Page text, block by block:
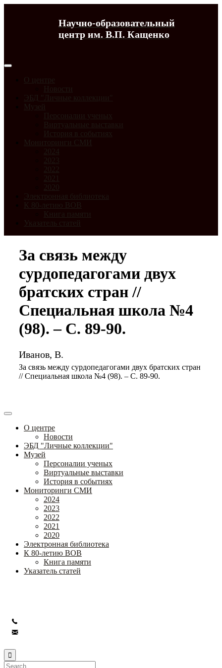
Научно-образовательный
центр им. В.П. Кащенко
О центре
Новости
ЭБД "Личные коллекции"
Музей
Персоналии ученых
Виртуальные выставки
История в событиях
Мониторинги СМИ
2024
2023
2022
2021
2020
Электронная библиотека
К 80-летию ВОВ
Книга памяти
Указатель статей
За связь между
сурдопедагогами двух
братских стран //
Специальная школа №4
(98). – С. 89-90.
Иванов, В.
За связь между сурдопедагогами двух братских стран
// Специальная школа №4 (98). – С. 89-90.
О центре
Новости
ЭБД "Личные коллекции"
Музей
Персоналии ученых
Виртуальные выставки
История в событиях
Мониторинги СМИ
2024
2023
2022
2021
2020
Электронная библиотека
К 80-летию ВОВ
Книга памяти
Указатель статей
